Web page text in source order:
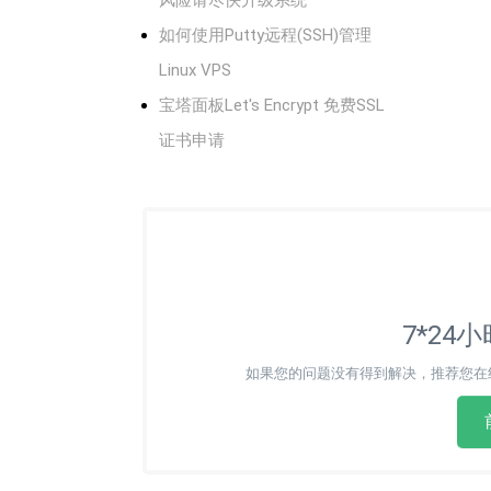
如何使用Putty远程(SSH)管理
Linux VPS
宝塔面板Let's Encrypt 免费SSL
证书申请
7*24小
如果您的问题没有得到解决，推荐您